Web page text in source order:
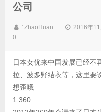
公司
' ZhaoHuan 2016年11
0
日本女优来中国发展已经不
拉、波多野结衣等，这里要
想歪哦
1.360